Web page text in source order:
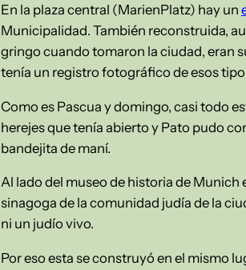
En la plaza central (MarienPlatz) hay un
Municipalidad. También reconstruida,
gringo cuando tomaron la ciudad, eran
tenía un registro fotográfico de esos
Como es Pascua y domingo, casi todo
herejes que tenía abierto y Pato pudo
bandejita de maní.
Al lado del museo de historia de Munich
sinagoga de la comunidad judía de la
ni un judío vivo.
Por eso esta se construyó en el mismo